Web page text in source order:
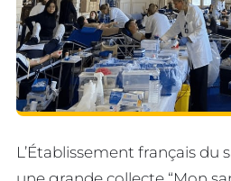
L’Établissement français du